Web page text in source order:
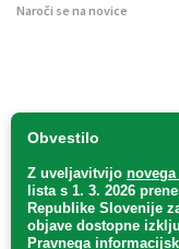
Obvestilo
Z uveljavitvijo novega
lista s 1. 3. 2026
Republike Slovenije
objave dostopne
Pravnega
Naroči se na novice